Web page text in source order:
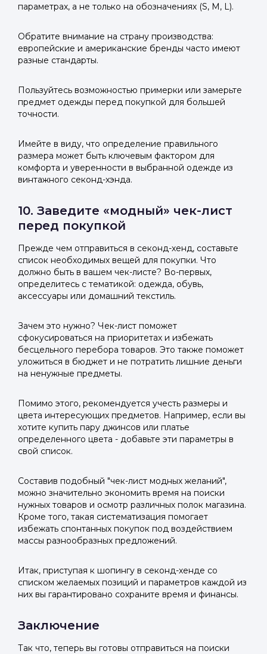
параметрах, а не только на обозначениях (S, M, L).
Обратите внимание на страну производства:
европейские и американские бренды часто имеют
разные стандарты.
Пользуйтесь возможностью примерки или замерьте
предмет одежды перед покупкой для большей
точности.
Имейте в виду, что определение правильного
размера может быть ключевым фактором для
комфорта и уверенности в выбранной одежде из
винтажного секонд-хэнда.
10. Заведите «модный» чек-лист
перед покупкой
Прежде чем отправиться в секонд-хенд, составьте
список необходимых вещей для покупки. Что
должно быть в вашем чек-листе? Во-первых,
определитесь с тематикой: одежда, обувь,
аксессуары или домашний текстиль.
Зачем это нужно? Чек-лист поможет
сфокусироваться на приоритетах и избежать
бесцельного перебора товаров. Это также поможет
уложиться в бюджет и не потратить лишние деньги
на ненужные предметы.
Помимо этого, рекомендуется учесть размеры и
цвета интересующих предметов. Например, если вы
хотите купить пару джинсов или платье
определенного цвета - добавьте эти параметры в
свой список.
Составив подобный "чек-лист модных желаний",
можно значительно экономить время на поиски
нужных товаров и осмотр различных полок магазина.
Кроме того, такая систематизация помогает
избежать спонтанных покупок под воздействием
массы разнообразных предложений.
Итак, приступая к шопингу в секонд-хенде со
списком желаемых позиций и параметров каждой из
них вы гарантировано сохраните время и финансы.
Заключение
Так что, теперь вы готовы отправиться на поиски